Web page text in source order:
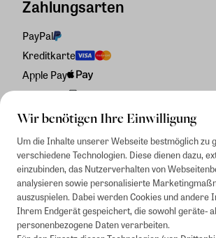
Wir benötigen Ihre Einwilligung
Um die Inhalte unserer Webseite bestmöglich zu
verschiedene Technologien. Diese dienen dazu,
einzubinden, das Nutzerverhalten von
analysieren sowie personalisierte
auszuspielen. Dabei werden Cookies und andere
Ihrem Endgerät gespeichert, die sowohl geräte-
personenbezogene Daten verarbeiten.
Zahlungsarten
PayPal
Kreditkarte
Apple Pay
Rechnung